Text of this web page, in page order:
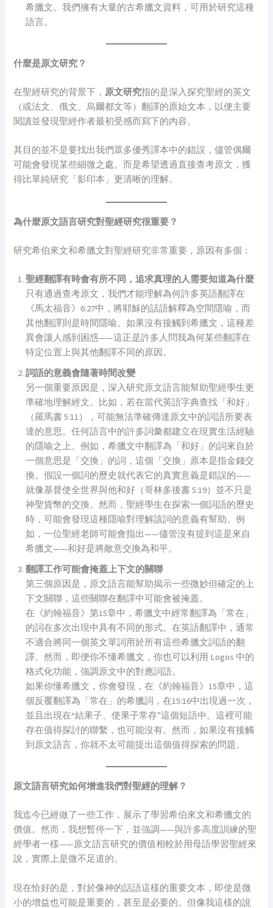
希臘文。我們擁有大量的古希臘文資料，可用於研究這種
語言。
什麼是原文研究？
在聖經研究的背景下，原文研究指的是深入探究聖經的英文
（或法文、俄文、烏爾都文等）翻譯的原始文本，以便主要
閱讀並發現聖經作者最初受感而寫下的內容。
其目的並不是要找出我們眾多優秀譯本中的錯誤，儘管偶爾
可能會發現某些細微之處。而是希望透過直接查考原文，獲
得比單純研究「影印本」更清晰的理解。
為什麼原文語言研究對聖經研究很重要？
研究希伯來文和希臘文對聖經研究非常重要，原因有多個：
聖經翻譯有時會有所不同，追求真理的人需要知道為什麼
只有通過查考原文，我們才能理解為何許多英語翻譯在
《馬太福音》6:27中，將耶穌的話語解釋為空間隱喻，而
其他翻譯則是時間隱喻。如果沒有接觸到希臘文，這種差
異會讓人感到困惑——這正是許多人問我為何某些翻譯在
特定位置上與其他翻譯不同的原因。
詞語的意義會隨著時間改變
另一個重要原因是，深入研究原文語言能幫助聖經學生更
準確地理解經文。比如，若在當代英語字典查找「和好」
（羅馬書 5:11），可能無法準確傳達原文中的詞語所要表
達的意思。任何語言中的許多詞彙都建立在現實生活經驗
的隱喻之上。例如，希臘文中翻譯為「和好」的詞來自於
一個意思是「交換」的詞，這個「交換」原本是指金錢交
換。假設一個詞的歷史就代表它的真實意義是錯誤的——
就像基督使全世界與他和好（哥林多後書 5:19）並不只是
神聖貨幣的交換。然而，聖經學生在探索一個詞語的歷史
時，可能會發現這種隱喻對理解該詞的意義有幫助。例
如，一位聖經老師可能會指出——儘管沒有提到這是來自
希臘文——和好是將敵意交換為和平。
翻譯工作可能會掩蓋上下文的關聯
第三個原因是，原文語言能幫助揭示一些微妙但確定的上
下文關聯，這些關聯在翻譯中可能會被掩蓋。
在《約翰福音》第15章中，希臘文中經常翻譯為「常在」
的詞在多次出現中具有不同的形式。在英語翻譯中，通常
不適合將同一個英文單詞用於所有這些希臘文詞語的翻
譯。然而，即便你不懂希臘文，你也可以利用 Logos 中的
格式化功能，強調原文中的對應詞語。
如果你懂希臘文，你會發現，在《約翰福音》15章中，這
個反覆翻譯為「常在」的希臘詞，在15:16中出現過一次，
並且出現在“結果子、使果子常存”這個短語中。這裡可能
存在值得探討的聯繫，也可能沒有。然而，如果沒有接觸
到原文語言，你就不太可能提出這個值得探索的問題。
原文語言研究如何增進我們對聖經的理解？
我迄今已經做了一些工作，展示了學習希伯來文和希臘文的
價值。然而，我想暫停一下，並強調——與許多高度訓練的聖
經學者一樣——原文語言研究的價值相較於用母語學習聖經來
說，實際上是微不足道的。
現在恰好的是，對於像神的話語這樣的重要文本，即使是微
小的增益也可能是重要的，甚至是必要的。但像我這樣的說